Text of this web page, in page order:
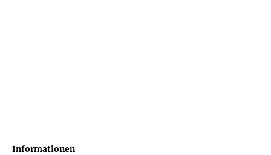
Informationen